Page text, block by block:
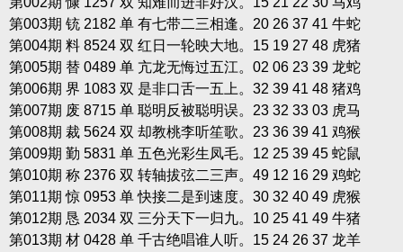
第003期 铳 2182 单 有七带二三相逢。20 26 37 41 牛蛇
第004期 料 8524 双 红日一轮映大地。15 19 27 48 虎猪
第005期 替 0489 单 亢龙无悔过五江。02 06 23 39 龙蛇
第006期 界 1083 双 是非口舌一五上。32 39 41 48 猪鸡
第007期 废 8715 单 聪明反被聪明误。23 32 33 03 虎马
第008期 裁 5624 双 却教桃李听笙歌。23 36 39 41 鸡猴
第009期 勤 5831 单 五色光彩生凤毛。12 25 39 45 蛇鼠
第010期 称 2376 双 转轴拔弦二三声。49 12 16 29 鸡蛇
第011期 惊 0953 单 快接二是到速度。30 32 40 49 虎猴
第012期 恳 2034 双 三分天下一归九。10 25 41 49 牛猪
第013期 材 0428 单 千古绝唱谁人听。15 24 26 37 龙羊